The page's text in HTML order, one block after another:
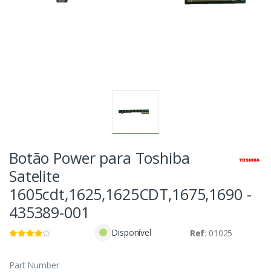
Botão Power para Toshiba
Satelite
1605cdt,1625,1625CDT,1675,1690 -
435389-001
Disponível Ref: 01025
Part Number